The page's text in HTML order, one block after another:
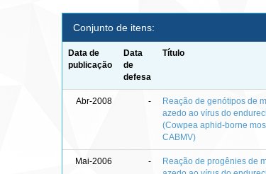
Conjunto de itens:
Data de
publicação
Data
de
defesa
Título
Abr-2008 -
Reação de genótipos de
azedo ao vírus do
(Cowpea aphid-borne
CABMV)
Mai-2006 -
Reação de progênies de